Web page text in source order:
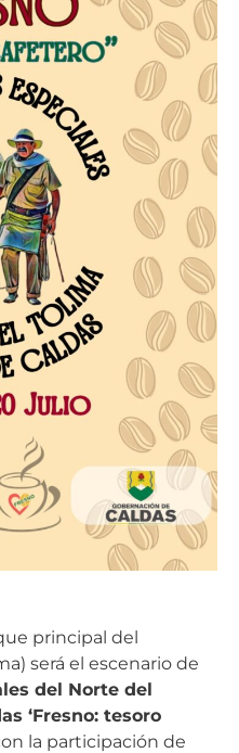
principal del
será el escenario de
del Norte del
‘Fresno: tesoro
la participación de